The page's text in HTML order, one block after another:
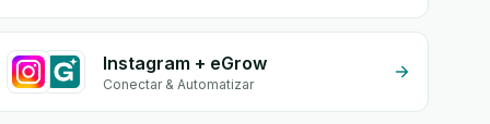
Instagram + eGrow
Conectar & Automatizar